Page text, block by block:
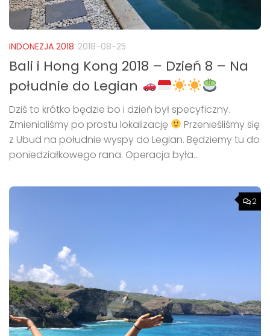
INDONEZJA 2018 2018-08-25
Bali i Hong Kong 2018 – Dzień 8 – Na
południe do Legian
Dziś to krótko będzie bo i dzień był specyficzny.
Zmienialiśmy po prostu lokalizację
Przenieśliśmy się
z Ubud na południe wyspy do Legian. Będziemy tu do
poniedziałkowego rana. Operacja była...
2